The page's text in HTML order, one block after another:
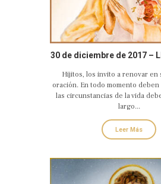
30 de diciembre de 2017 –
DOLOROSO E
Hijitos, los invito a renovar en
oración. En todo momento
las circunstancias de la vida
largo...
Leer Más